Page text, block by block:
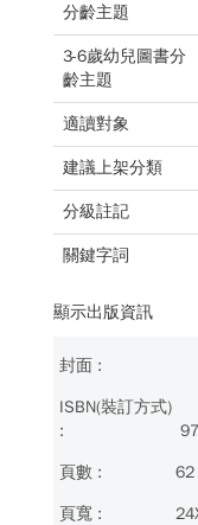
分齡主題
3-6歲幼兒圖書分
齡主題
適讀對象
建議上架分類
分級註記
關鍵字詞
顯示出版資訊
62